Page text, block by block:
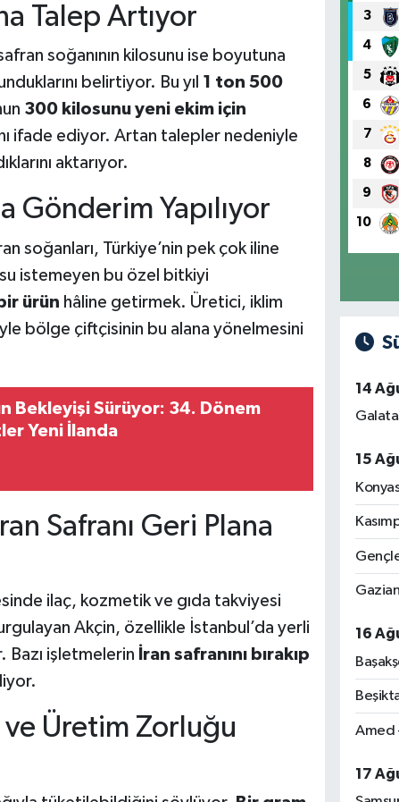
Talep Artıyor
soğanının kilosunu ise boyutuna
belirtiyor. Bu yıl 1 ton 500
300 kilosunu yeni ekim için
ifade ediyor. Artan talepler nedeniyle
aktarıyor.
Gönderim Yapılıyor
soğanları, Türkiye’nin pek çok iline
su istemeyen bu özel bitkiyi
ürün hâline getirmek. Üretici, iklim
bölge çiftçisinin bu alana yönelmesini
Bekleyişi Sürüyor: 34. Dönem
Yeni İlanda
Safranı Geri Plana
ilaç, kozmetik ve gıda takviyesi
Akçin, özellikle İstanbul’da yerli
işletmelerin İran safranını bırakıp
ve Üretim Zorluğu
3
4
5
6
7
8
9
10
14
15
16
Amed
17